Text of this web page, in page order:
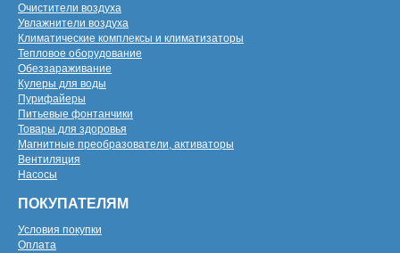
Очистители воздуха
Увлажнители воздуха
Климатические комплексы и климатизаторы
Тепловое оборудование
Обеззараживание
Кулеры для воды
Пурифайеры
Питьевые фонтанчики
Товары для здоровья
Магнитные преобразователи, активаторы
Вентиляция
Насосы
ПОКУПАТЕЛЯМ
Условия покупки
Оплата